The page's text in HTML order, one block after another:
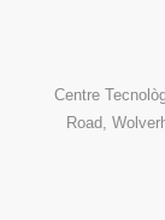
Centre
Road,